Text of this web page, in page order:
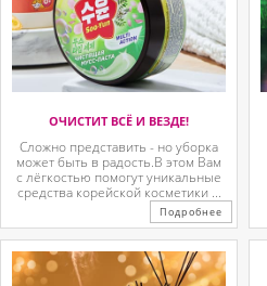
ОЧИСТИТ ВСЁ И ВЕЗДЕ!
Сложно представить - но уборка
может быть в радость.В этом Вам
с лёгкостью помогут уникальные
средства корейской косметики ...
Подробнее